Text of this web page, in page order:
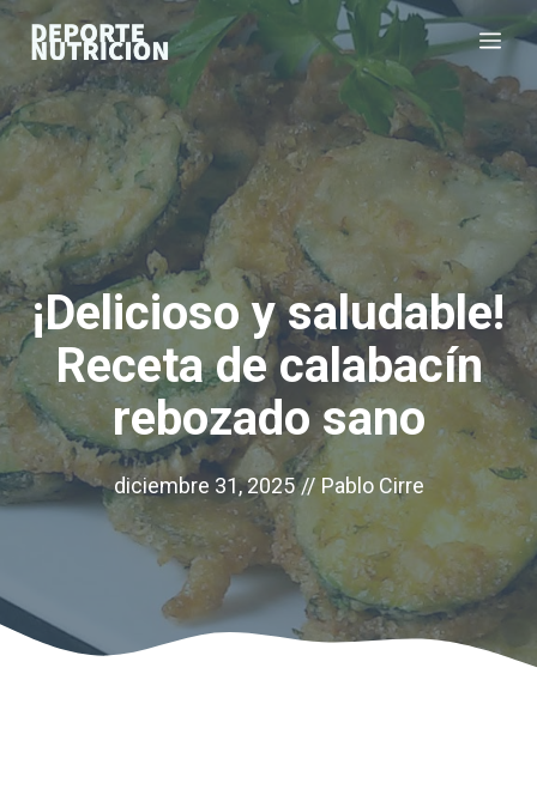
Saltar
contenido
¡Delicioso y saludable!
Receta de calabacín
rebozado sano
diciembre 31, 2025 // Pablo Cirre